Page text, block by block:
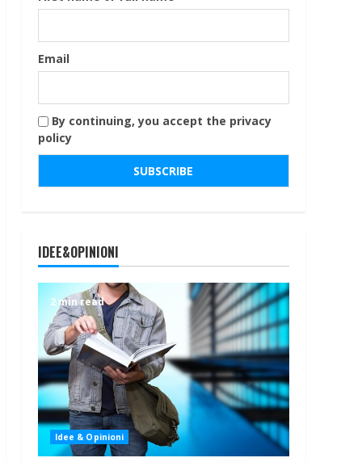
Email
By continuing, you accept the privacy
policy
IDEE&OPINIONI
2 min read
Idee & Opinioni